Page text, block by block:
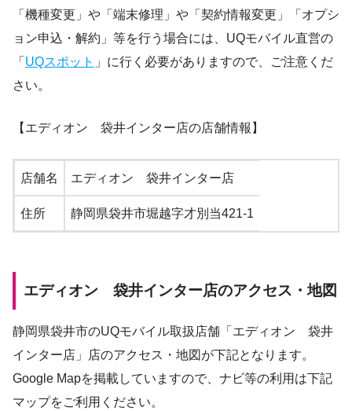
「機種変更」や「端末修理」や「契約情報変更」「オプシ
ョン申込・解約」等を行う場合には、UQモバイル直営の
「 UQスポット 」に行く必要がありますので、ご注意くだ
さい。
【エディオン 袋井インター店の店舗情報】
店舗名 エディオン 袋井インター店
住所 静岡県袋井市堀越字才別当421-1
エディオン 袋井インター店のアクセス・地図
静岡県袋井市のUQモバイル取扱店舗「エディオン 袋井
インター店」店のアクセス・地図が下記となります。
Google Mapを掲載していますので、ナビ等の利用は下記
マップをご利用ください。